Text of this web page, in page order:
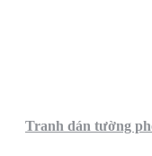
Tranh dán tường